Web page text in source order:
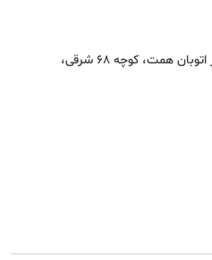
تهران، شیراز جنوبی، پایین‌تر از اتوبان همت، کوچه 68 شرقی،